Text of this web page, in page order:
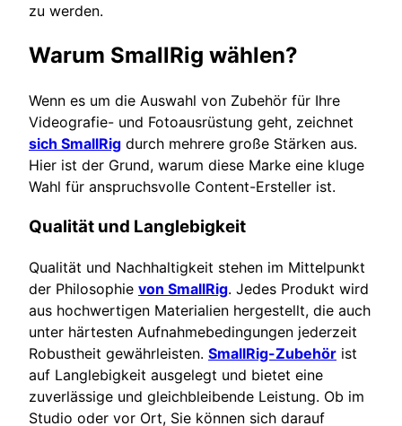
zu werden.
Warum SmallRig wählen?
Wenn es um die Auswahl von Zubehör für Ihre
Videografie- und Fotoausrüstung geht, zeichnet
sich SmallRig durch mehrere große Stärken aus.
Hier ist der Grund, warum diese Marke eine kluge
Wahl für anspruchsvolle Content-Ersteller ist.
Qualität und Langlebigkeit
Qualität und Nachhaltigkeit stehen im Mittelpunkt
der Philosophie von SmallRig. Jedes Produkt wird
aus hochwertigen Materialien hergestellt, die auch
unter härtesten Aufnahmebedingungen jederzeit
Robustheit gewährleisten. SmallRig-Zubehör ist
auf Langlebigkeit ausgelegt und bietet eine
zuverlässige und gleichbleibende Leistung. Ob im
Studio oder vor Ort, Sie können sich darauf